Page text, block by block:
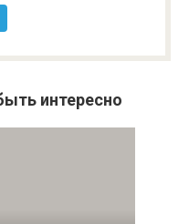
интересно